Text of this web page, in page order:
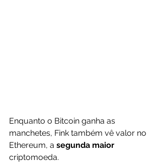
Enquanto o Bitcoin ganha as
manchetes, Fink também vê valor no
Ethereum, a segunda maior
criptomoeda.